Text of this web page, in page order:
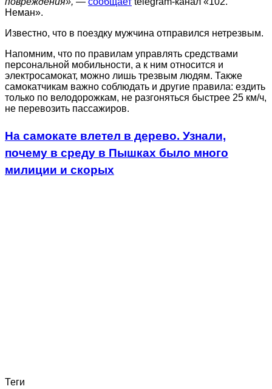
Неман».
Известно, что в поездку мужчина отправился нетрезвым.
Напомним, что по правилам управлять средствами
персональной мобильности, а к ним относится и
электросамокат, можно лишь трезвым людям. Также
самокатчикам важно соблюдать и другие правила: ездить
только по велодорожкам, не разгоняться быстрее 25 км/ч,
не перевозить пассажиров.
На самокате влетел в дерево. Узнали,
почему в среду в Пышках было много
милиции и скорых
Теги